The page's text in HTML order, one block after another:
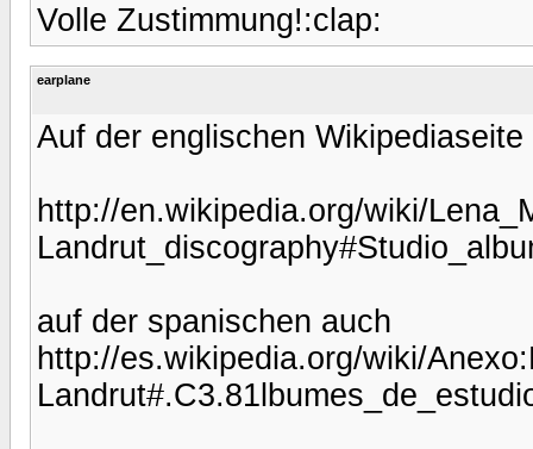
Volle Zustimmung!:clap:
earplane
Auf der englischen
http://en.wikipedia.org/wiki/
auf der spanischen auch
http://es.wikipedia.org/wiki/